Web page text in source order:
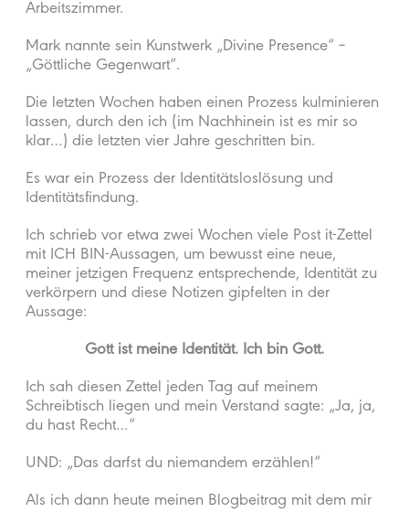
Arbeitszimmer.
Mark nannte sein Kunstwerk „Divine Presence“ –
„Göttliche Gegenwart“.
Die letzten Wochen haben einen Prozess kulminieren
lassen, durch den ich (im Nachhinein ist es mir so
klar…) die letzten vier Jahre geschritten bin.
Es war ein Prozess der Identitätsloslösung und
Identitätsfindung.
Ich schrieb vor etwa zwei Wochen viele Post it-Zettel
mit ICH BIN-Aussagen, um bewusst eine neue,
meiner jetzigen Frequenz entsprechende, Identität zu
verkörpern und diese Notizen gipfelten in der
Aussage:
Gott ist meine Identität. Ich bin Gott.
Ich sah diesen Zettel jeden Tag auf meinem
Schreibtisch liegen und mein Verstand sagte: „Ja, ja,
du hast Recht…“
UND: „Das darfst du niemandem erzählen!“
Als ich dann heute meinen Blogbeitrag mit dem mir